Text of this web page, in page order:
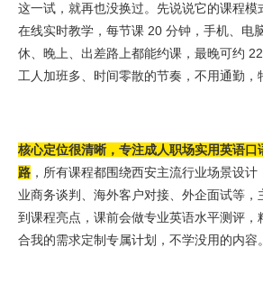
这一试，就再也没换过。先说说它的课程模
在线实时教学，每节课 20 分钟，手机、电
休、晚上、出差路上都能约课，最晚可约
工人加班多、时间零散的节奏，不用通勤，
核心定位很清晰，专注成人职场实用英语口
路 ，所有课程都围绕西安主流行业场景设
业商务谈判、海外客户对接、外企面试等，
到课程亮点，课前会做专业英语水平测评，
合我的需求定制专属计划，不学没用的内容。